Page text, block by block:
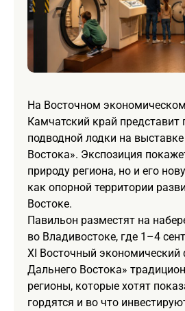
На Восточном
Камчатский край представит
подводной лодки на
Востока». Экспозиция
природу региона, но и его
как опорной территории
Востоке.
Павильон разместят на
во Владивостоке, где 1–4
XI Восточный экономический
Дальнего Востока»
регионы, которые хотят
гордятся и во что